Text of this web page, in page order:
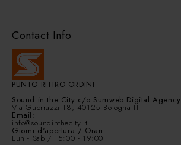
Contact Info
PUNTO RITIRO ORDINI
Sound in the City c/o Sumweb Digital Agency
Via Guerrazzi 18, 40125 Bologna IT
Email:
info@soundinthecity.it
Giorni d'apertura / Orari:
Lun - Sab / 15:00 - 19:00